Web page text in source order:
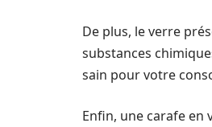
De plus, le verre
substances
sain pour votre
Enfin, une carafe en